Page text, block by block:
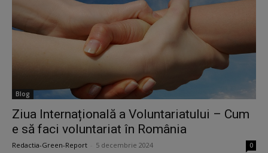
Blog
Ziua Internațională a Voluntariatului – Cum
e să faci voluntariat în România
Redactia-Green-Report 5 decembrie 2024 0